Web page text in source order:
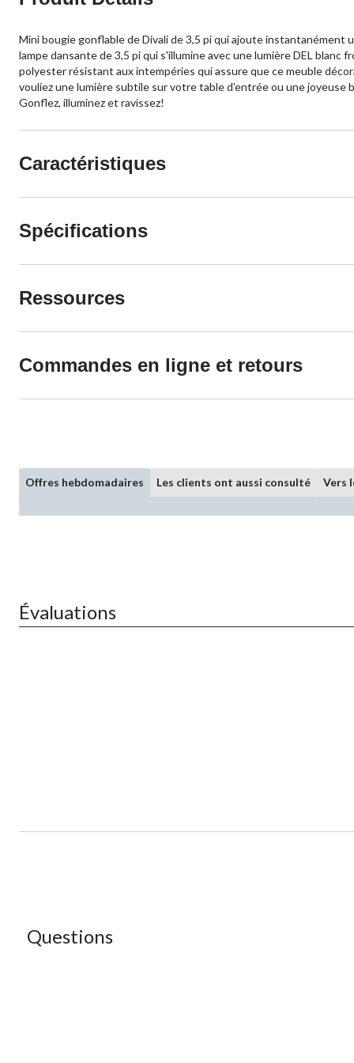
Mini bougie gonflable de Divali de 3,5 pi qui ajoute
lampe dansante de 3,5 pi qui s'illumine avec une lumière DEL
polyester résistant aux intempéries qui assure que ce meuble
vouliez une lumière subtile sur votre table d'entrée ou une
Gonflez, illuminez et ravissez!
Caractéristiques
Spécifications
Ressources
Commandes en ligne et retours
Offres hebdomadaires Les clients ont aussi consulté Vers
Évaluations
Questions